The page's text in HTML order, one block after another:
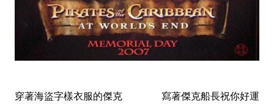
穿著海盜字樣衣服的傑克 寫著傑克船長祝你好運